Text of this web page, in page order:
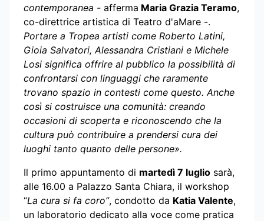
contemporanea - afferma Maria Grazia Teramo,
co-direttrice artistica di Teatro d'aMare -.
Portare a Tropea artisti come Roberto Latini,
Gioia Salvatori, Alessandra Cristiani e Michele
Losi significa offrire al pubblico la possibilità di
confrontarsi con linguaggi che raramente
trovano spazio in contesti come questo. Anche
così si costruisce una comunità: creando
occasioni di scoperta e riconoscendo che la
cultura può contribuire a prendersi cura dei
luoghi tanto quanto delle persone».
Il primo appuntamento di martedì 7 luglio sarà,
alle 16.00 a Palazzo Santa Chiara, il workshop
“La cura si fa coro”, condotto da Katia Valente,
un laboratorio dedicato alla voce come pratica